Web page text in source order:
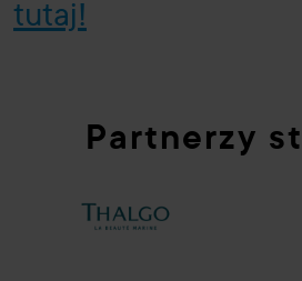
tutaj!
Partnerzy